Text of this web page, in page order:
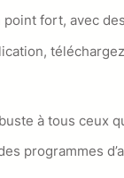
fort, avec
à tous ceux
programmes